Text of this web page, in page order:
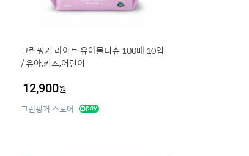
그린핑거 라이트 유아물티슈 100매 10입
/ 유아,키즈,어린이
12,900원
그린핑거 스토어